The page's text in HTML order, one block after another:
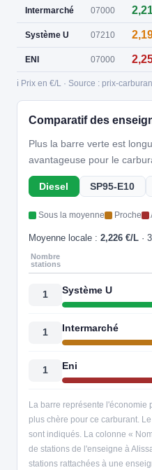
Intermarché 07000
Système U 07210
ENI 07000
ℹ️ Prix en €/L · Source : prix-
Comparatif des
Plus la barre verte est
avantageuse pour le
Diesel SP95-E10
Sous la moyenne Proche
Moyenne locale : 2,226 €/L ·
Nombre
stations
1 Système U
1 Intermarché
1 Eni
La barre représente l'économie
plus chère pour ce carburant.
sont indiqués. La colonne «
de stations de l'enseigne à
stations rattachées à une